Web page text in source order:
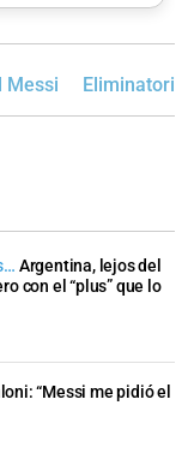
Messi
Argentina, lejos del
con el “plus” que lo
“Messi me pidió el